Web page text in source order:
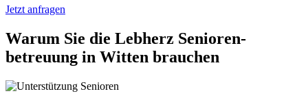
Jetzt anfragen
Warum Sie die Lebherz Senioren­
betreuung in Witten brauchen